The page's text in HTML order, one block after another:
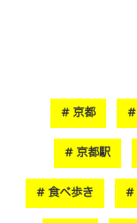
京都
京都駅
食べ歩き